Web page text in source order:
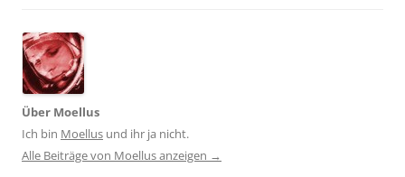
Über Moellus
Ich bin Moellus und ihr ja nicht.
Alle Beiträge von Moellus anzeigen →